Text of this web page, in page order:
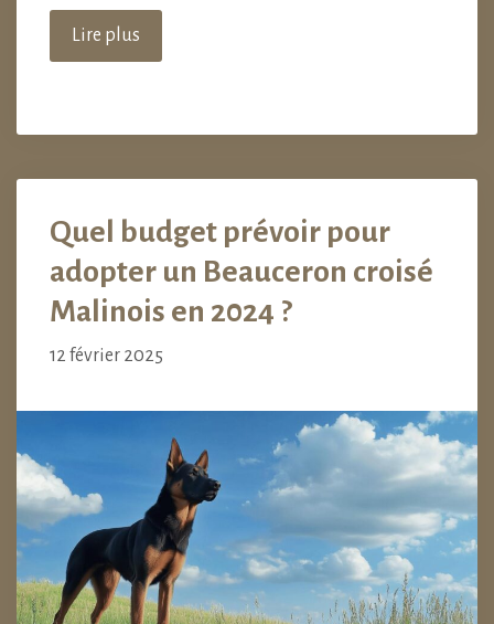
Lire plus
Quel budget prévoir pour
adopter un Beauceron croisé
Malinois en 2024 ?
12 février 2025